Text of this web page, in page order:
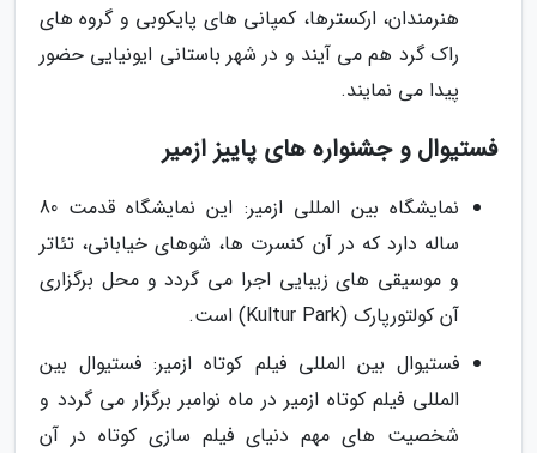
هنرمندان، ارکسترها، کمپانی های پایکوبی و گروه های
راک گرد هم می آیند و در شهر باستانی ایونیایی حضور
پیدا می نمایند.
فستیوال و جشنواره های پاییز ازمیر
نمایشگاه بین المللی ازمیر: این نمایشگاه قدمت 80
ساله دارد که در آن کنسرت ها، شوهای خیابانی، تئاتر
و موسیقی های زیبایی اجرا می گردد و محل برگزاری
آن کولتورپارک (Kultur Park) است.
فستیوال بین المللی فیلم کوتاه ازمیر: فستیوال بین
المللی فیلم کوتاه ازمیر در ماه نوامبر برگزار می گردد و
شخصیت های مهم دنیای فیلم سازی کوتاه در آن